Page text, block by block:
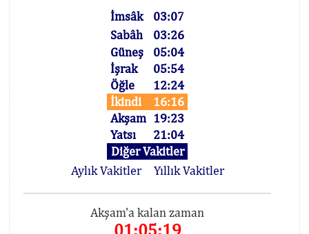
İmsâk
03:07
Sabâh
03:26
Güneş
05:04
İşrak
05:54
Öğle
12:24
İkindi
16:16
Akşam 19:23
Yatsı
21:04
Diğer Vakitler
Aylık Vakitler
Yıllık Vakitler
Akşam'a kalan zaman
01:05:19